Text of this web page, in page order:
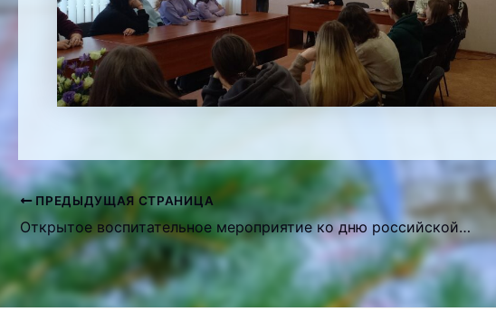
Навигация
по
записям
ПРЕДЫДУЩАЯ СТРАНИЦА
Открытое воспитательное мероприятие ко дню российской науки